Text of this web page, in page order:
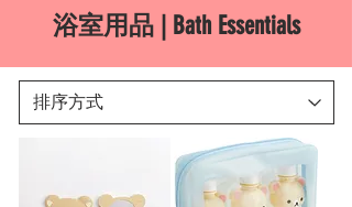
浴室用品 | Bath Essentials